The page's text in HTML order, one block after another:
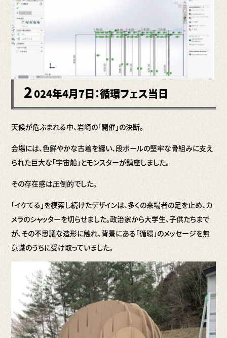
2024年4月7日：循環フェス当日
天候が危ぶまれる中、岩崎の「開催」の決断。
会場には、色鮮やかな古着を纏い、段ボールの堅牢な骨組みに支え
られた巨大な「宇宙船」とモンスターが鎮座しました。
その存在感は圧倒的でした。
「イケてる」を模索し続けたデザインは、多くの来場者の足を止め、カ
メラのシャッターを切らせました。政治家から大学生、子供たちまで
が、その不思議な造形に触れ、背景にある「循環」のメッセージを無
意識のうちに受け取っていました。